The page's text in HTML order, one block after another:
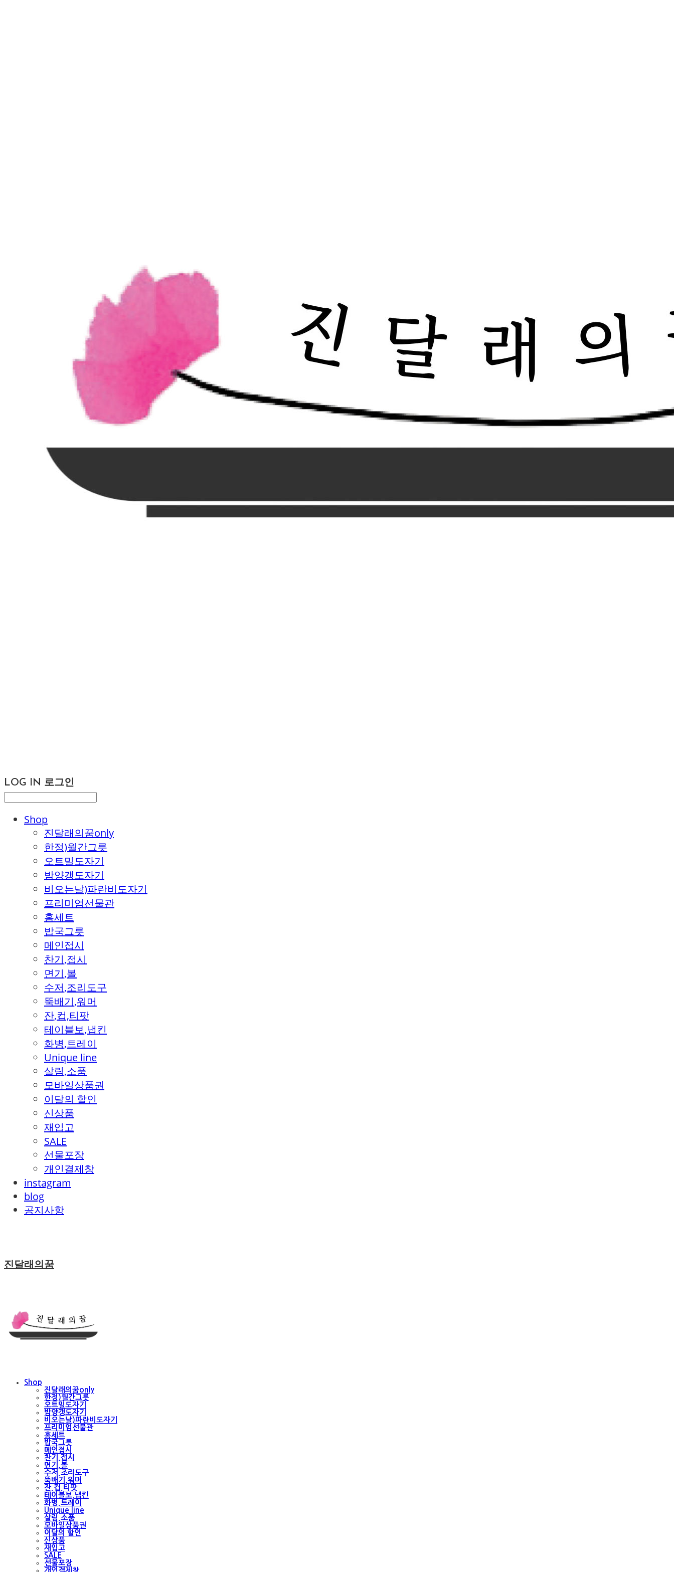
LOG IN 로그인
Shop
진달래의꿈only
한정)월간그릇
오트밀도자기
밤양갱도자기
비오는날)파란비도자기
프리미엄선물관
홈세트
밥국그릇
메인접시
찬기,접시
면기,볼
수저,조리도구
뚝배기,워머
잔,컵,티팟
테이블보,냅킨
화병,트레이
Unique line
살림,소품
모바일상품권
이달의 할인
신상품
재입고
SALE
선물포장
개인결제창
instagram
blog
공지사항
진달래의꿈
Shop
진달래의꿈only
한정)월간그릇
오트밀도자기
밤양갱도자기
비오는날)파란비도자기
프리미엄선물관
홈세트
밥국그릇
메인접시
찬기,접시
면기,볼
수저,조리도구
뚝배기,워머
잔,컵,티팟
테이블보,냅킨
화병,트레이
Unique line
살림,소품
모바일상품권
이달의 할인
신상품
재입고
SALE
선물포장
개인결제창